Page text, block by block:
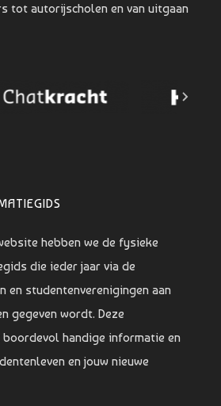
tot autorijscholen en van uitgaan
hebben we de fysieke
die ieder jaar via de
en studentenverenigingen aan
gegeven wordt. Deze
handige informatie en
en jouw nieuwe